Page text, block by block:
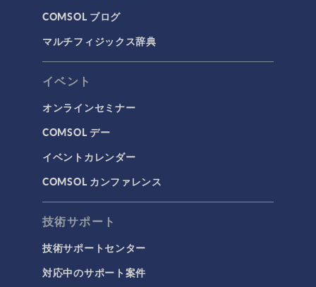
COMSOL ブログ
マルチフィジックス辞典
イベント
オンラインセミナー
COMSOL デー
イベントカレンダー
COMSOL カンファレンス
技術サポート
技術サポートセンター
対応中のサポート案件